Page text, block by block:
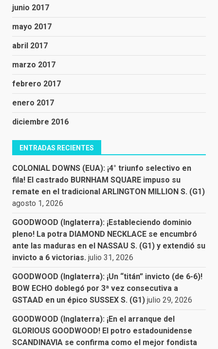
junio 2017
mayo 2017
abril 2017
marzo 2017
febrero 2017
enero 2017
diciembre 2016
ENTRADAS RECIENTES
COLONIAL DOWNS (EUA): ¡4° triunfo selectivo en
fila! El castrado BURNHAM SQUARE impuso su
remate en el tradicional ARLINGTON MILLION S. (G1)
agosto 1, 2026
GOODWOOD (Inglaterra): ¡Estableciendo dominio
pleno! La potra DIAMOND NECKLACE se encumbró
ante las maduras en el NASSAU S. (G1) y extendió su
invicto a 6 victorias. julio 31, 2026
GOODWOOD (Inglaterra): ¡Un “titán” invicto (de 6-6)!
BOW ECHO doblegó por 3ª vez consecutiva a
GSTAAD en un épico SUSSEX S. (G1) julio 29, 2026
GOODWOOD (Inglaterra): ¡En el arranque del
GLORIOUS GOODWOOD! El potro estadounidense
SCANDINAVIA se confirma como el mejor fondista